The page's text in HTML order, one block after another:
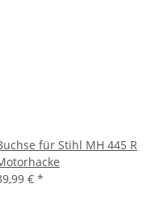
für Stihl MH 445 R
€ *